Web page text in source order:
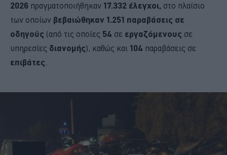
2026 πραγματοποιήθηκαν 17.332 έλεγχοι, στο πλαίσιο
των οποίων βεβαιώθηκαν 1.251 παραβάσεις σε
οδηγούς (από τις οποίες 54 σε εργαζόμενους σε
υπηρεσίες διανομής), καθώς και 104 παραβάσεις σε
επιβάτες.